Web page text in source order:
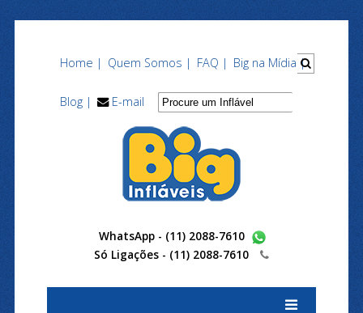
Home | Quem Somos | FAQ | Big na Mídia |
Blog | E-mail
WhatsApp - (11) 2088-7610
Só Ligações - (11) 2088-7610